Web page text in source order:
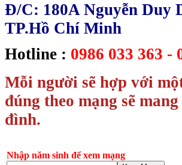
Đ/C: 180A Nguyễn Duy
TP.Hồ Chí Minh
Hotline : 0986 033 363 -
Mỗi người sẽ hợp với
đúng theo mạng sẽ
đình.
Nhập năm sinh để xem mạng